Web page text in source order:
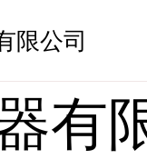
限公司
有